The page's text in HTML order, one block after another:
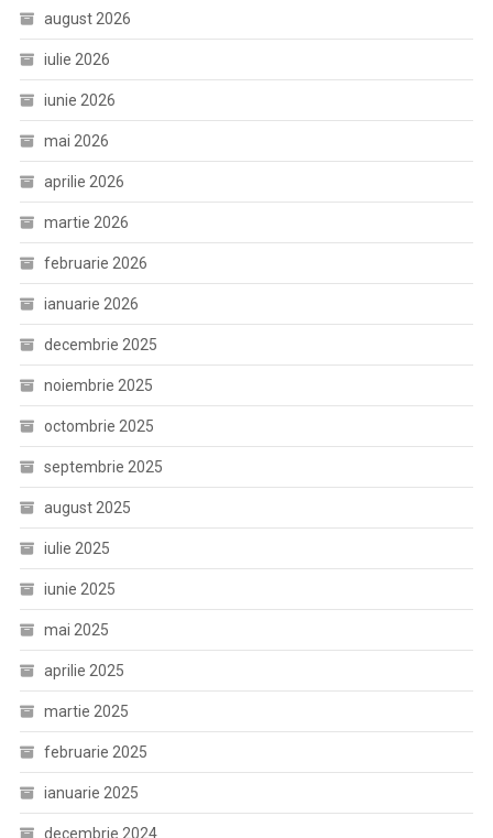
august 2026
iulie 2026
iunie 2026
mai 2026
aprilie 2026
martie 2026
februarie 2026
ianuarie 2026
decembrie 2025
noiembrie 2025
octombrie 2025
septembrie 2025
august 2025
iulie 2025
iunie 2025
mai 2025
aprilie 2025
martie 2025
februarie 2025
ianuarie 2025
decembrie 2024